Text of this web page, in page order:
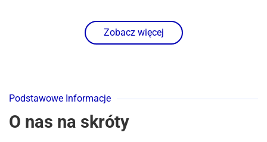
Zobacz więcej
Podstawowe Informacje
O nas na skróty